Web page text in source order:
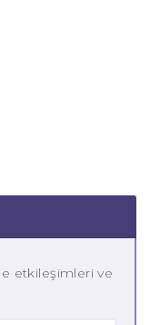
etkileşimleri ve